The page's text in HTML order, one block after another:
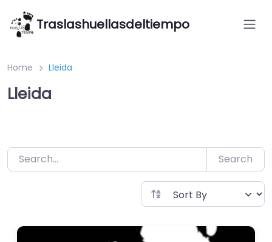
Saltar
contenido
Traslashuellasdeltiempo
Home Lleida
Lleida
Search